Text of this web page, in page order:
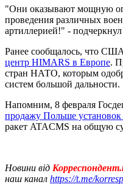
"Они оказывают мощную
проведения различных
артиллерией!" - подчеркнул
Ранее сообщалось, что
центр HIMARS в Европе.
стран НАТО, которым
систем большой дальности.
Напомним, 8 февраля
продажу Польше
ракет ATACMS на общую
Новини від
наш канал https://t.me/